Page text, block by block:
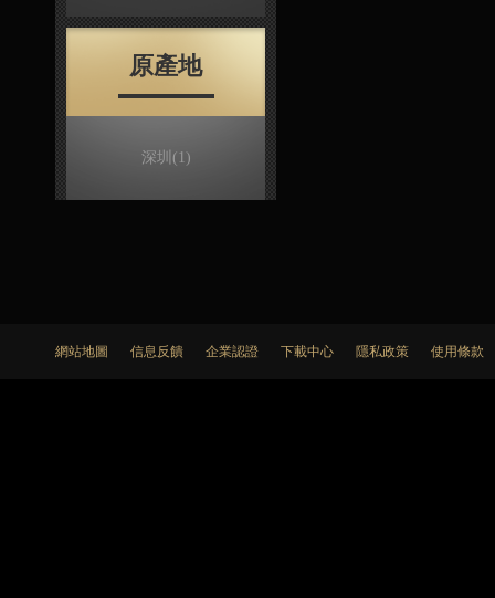
原產地
深圳 (1)
網站地圖 信息反饋 企業認證 下載中心 隱私政策 使用條款